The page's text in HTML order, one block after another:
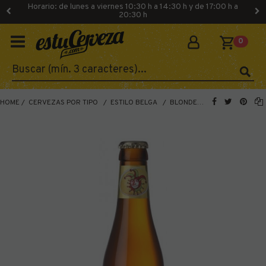
Horario: de lunes a viernes 10:30 h a 14:30 h y de 17:00 h a
20:30 h
0
HOME CERVEZAS POR TIPO ESTILO BELGA BLONDE